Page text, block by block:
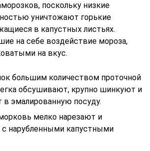
поскольку низкие
уничтожают горькие
в капустных листьях.
на себе воздействие мороза,
на вкус.
большим количеством проточной
обсушивают, крупно шинкуют и
эмалированную посуду.
мелко нарезают и
нарубленными капустными